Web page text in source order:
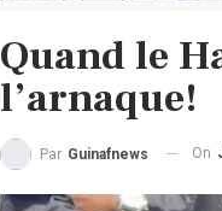
Quand le
l’arnaque!
Par Guinafnews On